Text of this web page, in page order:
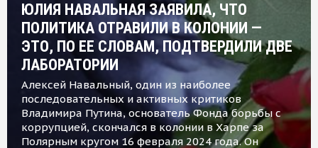
ЮЛИЯ НАВАЛЬНАЯ ЗАЯВИЛА, ЧТО
ПОЛИТИКА ОТРАВИЛИ В КОЛОНИИ —
ЭТО, ПО ЕЕ СЛОВАМ, ПОДТВЕРДИЛИ ДВЕ
ЛАБОРАТОРИИ
Алексей Навальный, один из наиболее
последовательных и активных критиков
Владимира Путина, основатель Фонда борьбы с
коррупцией, скончался в колонии в Харпе за
Полярным кругом 16 февраля 2024 года. Он